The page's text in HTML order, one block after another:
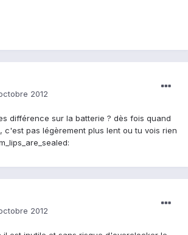
2012
différence sur la batterie ? dès fois quand
c'est pas légèrement plus lent ou tu vois rien
2012